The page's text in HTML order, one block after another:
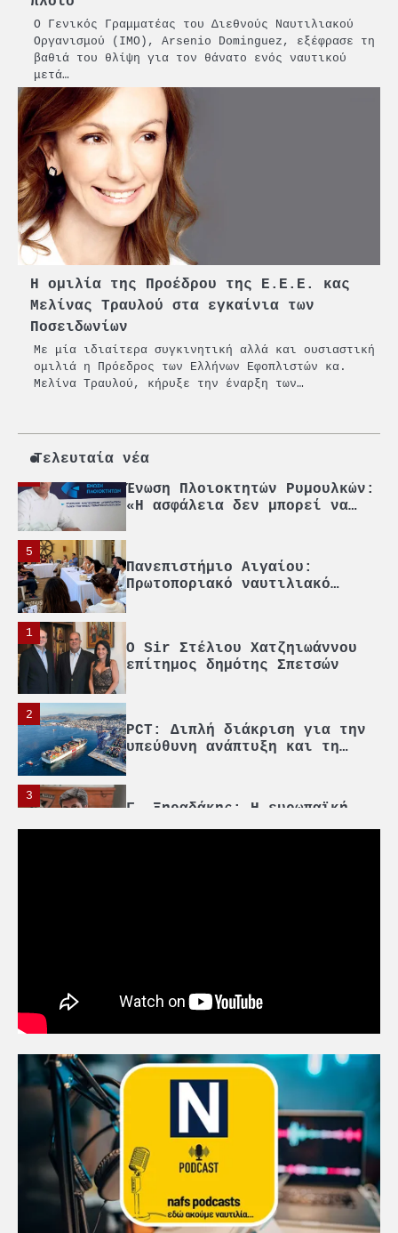
Ο Γενικός Γραμματέας του Διεθνούς Ναυτιλιακού
Οργανισμού (IMO), Arsenio Dominguez, εξέφρασε τη
βαθιά του θλίψη για τον θάνατο ενός ναυτικού
μετά…
Η ομιλία της Προέδρου της Ε.Ε.Ε. κας
Μελίνας Τραυλού στα εγκαίνια των
Ποσειδωνίων
Με μία ιδιαίτερα συγκινητική αλλά και ουσιαστική
ομιλιά η Πρόεδρος των Ελλήνων Εφοπλιστών κα.
Μελίνα Τραυλού, κήρυξε την έναρξη των…
Τελευταία νέα
3
Γ. Ξηραδάκης: Η ευρωπαϊκή
στρατηγική αυτονομία περνά
μέσα από τη ναυτιλία
Ένωση Πλοιοκτητών Ρυμουλκών:
«Η ασφάλεια δεν μπορεί να
αποτελεί αντικείμενο
πολιτικών συμβιβασμών»
5
Πανεπιστήμιο Αιγαίου:
Πρωτοποριακό ναυτιλιακό
strategic debate
1
O Sir Στέλιου Χατζηιωάννου
επίτημος δημότης Σπετσών
2
υπεύθυνη ανάπτυξη και τη
βιώσιμη επιχειρηματικότητα
στρατηγική αυτονομία περνά
Ένωση Πλοιοκτητών Ρυμουλκών:
«Η ασφάλεια δεν μπορεί να
5
Πανεπιστήμιο Αιγαίου:
Πρωτοποριακό ναυτιλιακό
1
O Sir Στέλιου Χατζηιωάννου
επίτημος δημότης Σπετσών
2
PCT: Διπλή διάκριση για την
υπεύθυνη ανάπτυξη και τη
3
Γ. Ξηραδάκης: Η ευρωπαϊκή
στρατηγική αυτονομία περνά
strategic debate